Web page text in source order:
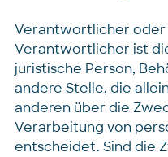
Verantwortlicher
Verantwortlicher ist
juristische Person,
andere Stelle, die
anderen über die
Verarbeitung von
entscheidet. Sind die